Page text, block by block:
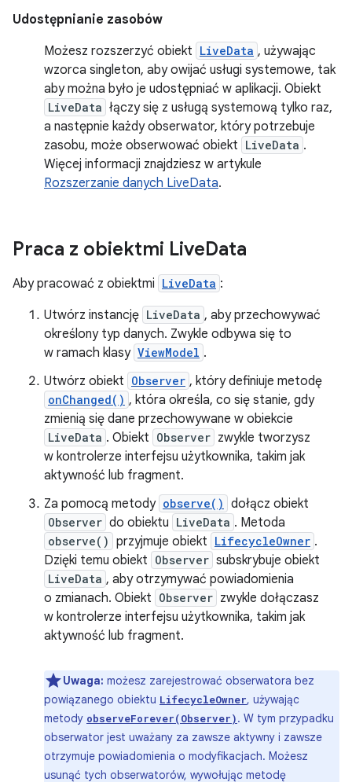
Udostępnianie zasobów
Możesz rozszerzyć obiekt LiveData , używając
wzorca singleton, aby owijać usługi systemowe, tak
aby można było je udostępniać w aplikacji. Obiekt
LiveData łączy się z usługą systemową tylko raz,
a następnie każdy obserwator, który potrzebuje
zasobu, może obserwować obiekt LiveData .
Więcej informacji znajdziesz w artykule
Rozszerzanie danych LiveData.
Praca z obiektmi LiveData
Aby pracować z obiektmi LiveData :
Utwórz instancję LiveData , aby przechowywać
określony typ danych. Zwykle odbywa się to
w ramach klasy ViewModel .
Utwórz obiekt Observer , który definiuje metodę
onChanged() , która określa, co się stanie, gdy
zmienią się dane przechowywane w obiekcie
LiveData . Obiekt Observer zwykle tworzysz
w kontrolerze interfejsu użytkownika, takim jak
aktywność lub fragment.
Za pomocą metody observe() dołącz obiekt
Observer do obiektu LiveData . Metoda
observe() przyjmuje obiekt LifecycleOwner .
Dzięki temu obiekt Observer subskrybuje obiekt
LiveData , aby otrzymywać powiadomienia
o zmianach. Obiekt Observer zwykle dołączasz
w kontrolerze interfejsu użytkownika, takim jak
aktywność lub fragment.
Uwaga: możesz zarejestrować obserwatora bez
powiązanego obiektu LifecycleOwner, używając
metody observeForever(Observer). W tym przypadku
obserwator jest uważany za zawsze aktywny i zawsze
otrzymuje powiadomienia o modyfikacjach. Możesz
usunąć tych obserwatorów, wywołując metodę